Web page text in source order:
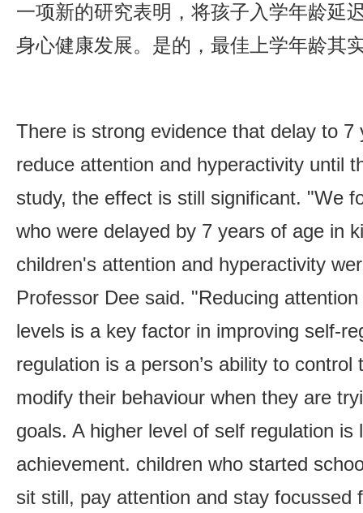
一项新的研究表明，将孩子入学年龄延
身心健康发展。是的，最佳上学年龄其
There is strong evidence that delay to 7
reduce attention and hyperactivity until
study, the effect is still significant. "We
who were delayed by 7 years of age in
children's attention and hyperactivity
Professor Dee said. "Reducing
levels is a key factor in improving self-
regulation is a person’s ability to control
modify their behaviour when they are
goals. A higher level of self regulation is
achievement. children who started
sit still, pay attention and stay focussed